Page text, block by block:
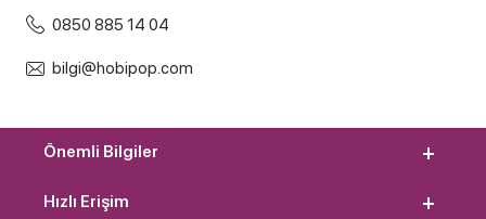
0850 885 14 04
bilgi@hobipop.com
Önemli Bilgiler
Hızlı Erişim